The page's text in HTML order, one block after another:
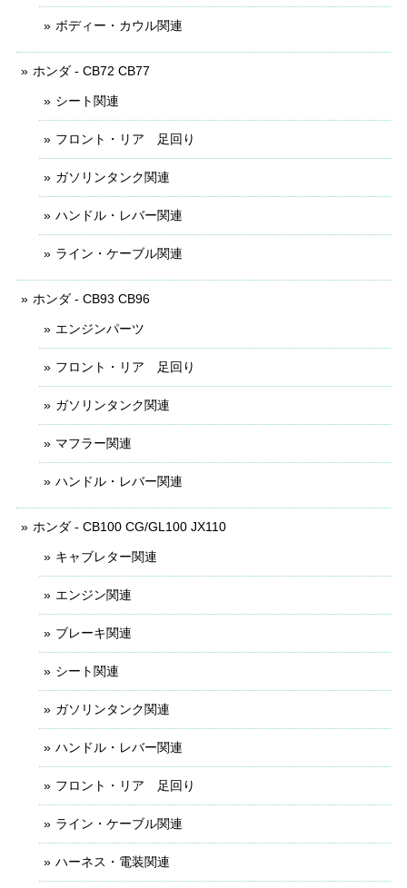
ボディー・カウル関連
ホンダ - CB72 CB77
シート関連
フロント・リア 足回り
ガソリンタンク関連
ハンドル・レバー関連
ライン・ケーブル関連
ホンダ - CB93 CB96
エンジンパーツ
フロント・リア 足回り
ガソリンタンク関連
マフラー関連
ハンドル・レバー関連
ホンダ - CB100 CG/GL100 JX110
キャブレター関連
エンジン関連
ブレーキ関連
シート関連
ガソリンタンク関連
ハンドル・レバー関連
フロント・リア 足回り
ライン・ケーブル関連
ハーネス・電装関連